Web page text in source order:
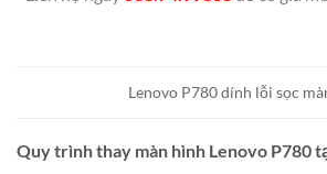
Lenovo P780 dính lỗi sọc
Quy trình thay màn hình Lenovo P780